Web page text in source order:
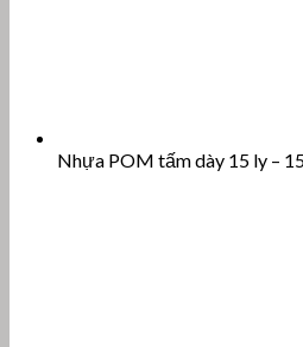
Nhựa POM tấm dày 15 ly –